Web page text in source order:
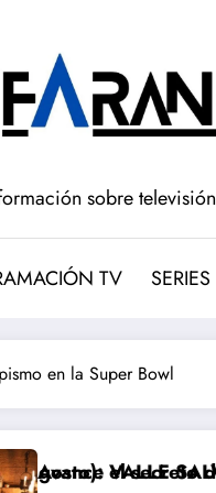
sobre
TV SERIES
en la Super Bowl
Tasio sale a la luz
(10 de agosto):